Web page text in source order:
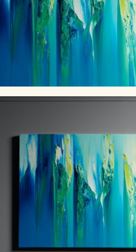
MISSION
PHILOSOPHIE
NORMES
ART DÉCO MODERNE
MOBILIER
VOIR TOUT